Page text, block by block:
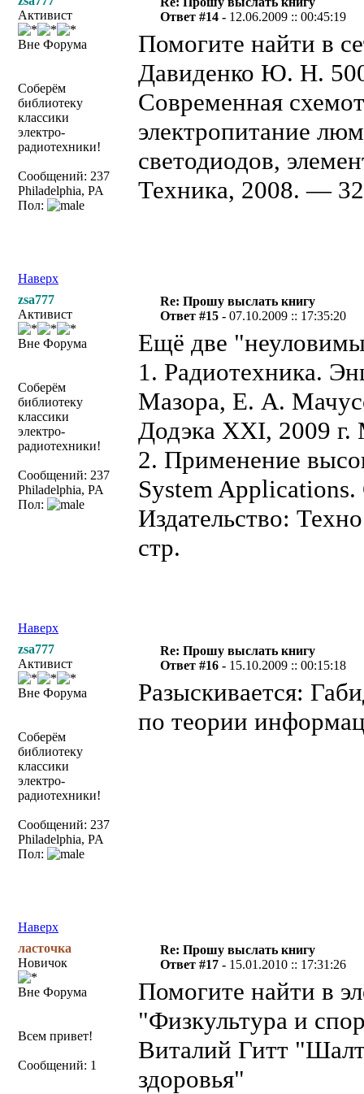
Активист
Вне Форума
Соберём
библиотеку
классики
электро-
радиотехники!
Сообщений: 237
Philadelphia, PA
Пол:
Ответ #14 - 12.06.2009 :: 00:45:19
Помогите найти в
Давиденко Ю. Н.
Современная
электропитание
светодиодов,
Техника, 2008. —
Наверх
zsa777
Активист
Вне Форума
Соберём
библиотеку
классики
электро-
радиотехники!
Сообщений: 237
Philadelphia, PA
Пол:
Re: Прошу выслать книгу
Ответ #15 -07.10.2009 :: 17:35:20
Ещё две
1. Радиотехника.
Мазора, Е. А.
Додэка XXI, 2009 г.
2. Применение
System
Издательство:
стр.
Наверх
zsa777
Активист
Вне Форума
Соберём
библиотеку
классики
электро-
радиотехники!
Сообщений: 237
Philadelphia, PA
Пол:
Re: Прошу выслать книгу
Ответ #16 - 15.10.2009 :: 00:15:18
Разыскивается:
по теории
Наверх
ласточка
Новичок
Вне Форума
Всем привет!
Сообщений: 1
Re: Прошу выслать книгу
Ответ #17 - 15.01.2010 :: 17:31:26
Помогите найти в
"Физкультура и
Виталий Гитт
здоровья"